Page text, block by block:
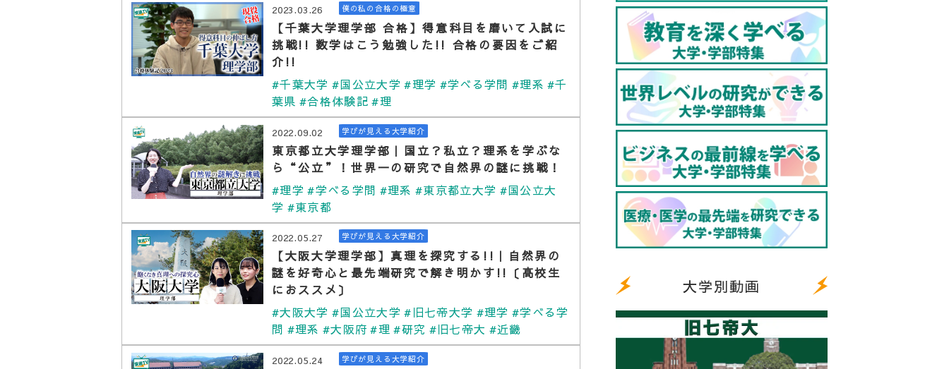
2023.03.26 僕の私の合格の極意
【千葉大学理学部 合格】得意科目を磨いて入試に
挑戦!! 数学はこう勉強した!! 合格の要因をご紹
介!!
#千葉大学 #国公立大学 #理学 #学べる学問 #理系 #千
葉県 #合格体験記 #理
2022.09.02 学びが見える大学紹介
東京都立大学理学部｜国立？私立？理系を学ぶな
ら“公立”！世界一の研究で自然界の謎に挑戦！
#理学 #学べる学問 #理系 #東京都立大学 #国公立大
学 #東京都
2022.05.27 学びが見える大学紹介
【大阪大学理学部】真理を探究する!!｜自然界の
謎を好奇心と最先端研究で解き明かす!!〔高校生
におススメ〕
#大阪大学 #国公立大学 #旧七帝大学 #理学 #学べる学
問 #理系 #大阪府 #理 #研究 #旧七帝大 #近畿
2022.05.24 学びが見える大学紹介
大学別動画